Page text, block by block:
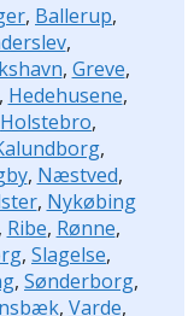
, Ballerup,
,
, Greve,
Hedehusene,
Holstebro,
,
, Næstved,
, Nykøbing
, Ribe, Rønne,
, Slagelse,
, Sønderborg,
, Varde,